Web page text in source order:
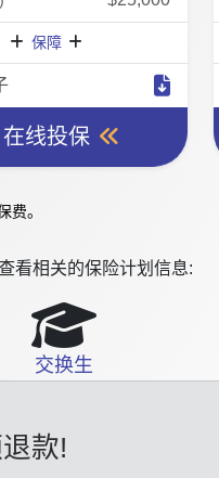
保障
在线投保
费。
看相关的保险计划信息:
交换生
款!